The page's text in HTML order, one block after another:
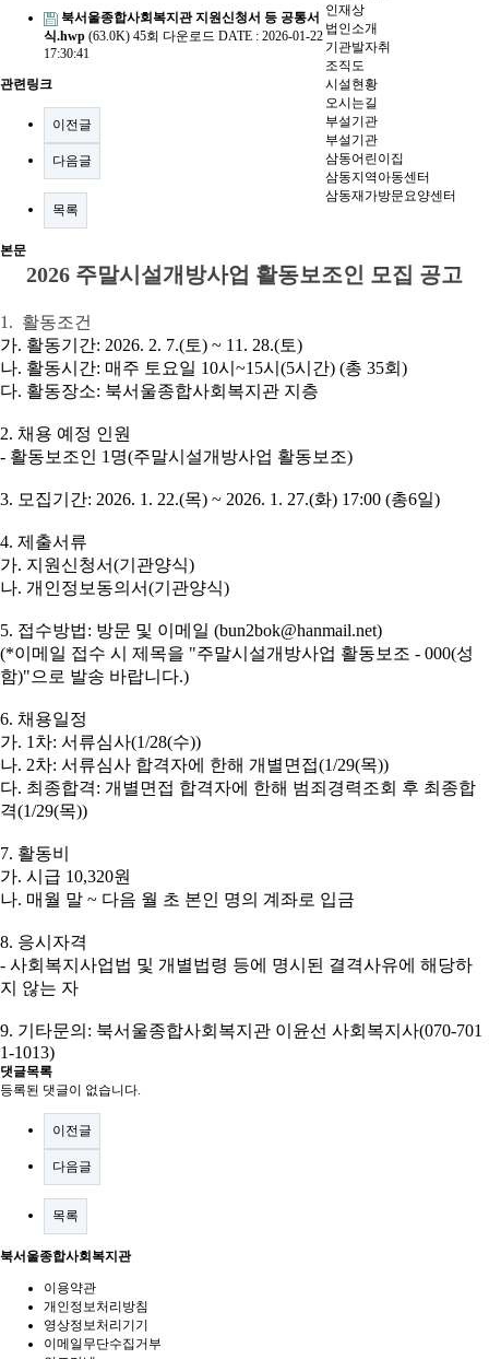
인재상
법인소개
기관발자취
조직도
시설현황
오시는길
부설기관
부설기관
삼동어린이집
삼동지역아동센터
삼동재가방문요양센터
북서울종합사회복지관 지원신청서 등 공통서
식.hwp (63.0K) 45회 다운로드 DATE : 2026-01-22
17:30:41
관련링크
이전글
다음글
목록
본문
2026 주말시설개방사업 활동보조인 모집 공고
1. 활동조건
가. 활동기간: 2026. 2. 7.(토) ~ 11. 28.(토)
나. 활동시간: 매주 토요일 10시 ~15시 (5시간) (총 35회 )
다. 활동장소: 북서울종합사회복지관 지층
2. 채용 예정 인원
- 활동보조인 1 명(주말시설개방사업 활동보조)
3. 모집기간: 2026. 1. 22.(목) ~ 2026. 1. 27.(화) 17:00 (총6일)
4. 제출서류
가. 지원신청서(기관양식)
나. 개인정보동의서(기관양식)
5. 접수방법: 방문 및 이메일 (bun2bok@hanmail.net)
(*이메일 접수 시 제목을 "주말시설개방사업 활동보조 - 000(성
함)"으로 발송 바랍니다.)
6. 채용일정
가. 1 차: 서류심사(1/28(수))
나. 2차: 서류심사 합격자에 한해 개별면접(1/29(목))
다. 최종합격: 개별면접 합격자에 한해 범죄경력조회 후 최종합
격(1/29(목))
7. 활동비
가. 시급 10,320원
나. 매월 말 ~ 다음 월 초 본인 명의 계좌로 입금
8. 응시자격
- 사회복지사업법 및 개별법령 등에 명시된 결격사유에 해당하
지 않는 자
9. 기타문의 : 북서울종합사회복지관 이윤선 사회복지사(070-701
1-1013)
댓글목록
등록된 댓글이 없습니다.
이전글
다음글
목록
북서울종합사회복지관
이용약관
개인정보처리방침
영상정보처리기기
이메일무단수집거부